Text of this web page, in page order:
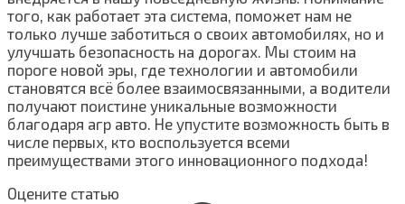
того, как работает эта система, поможет нам не
только лучше заботиться о своих автомобилях, но и
улучшать безопасность на дорогах. Мы стоим на
пороге новой эры, где технологии и автомобили
становятся всё более взаимосвязанными, а водители
получают поистине уникальные возможности
благодаря агр авто. Не упустите возможность быть в
числе первых, кто воспользуется всеми
преимуществами этого инновационного подхода!
Оцените статью